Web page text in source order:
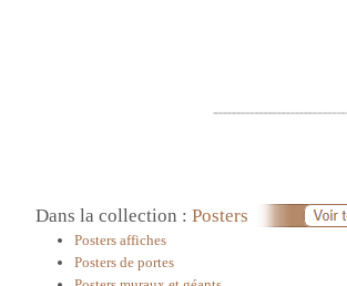
Dans la collection : Posters
Posters affiches
Posters de portes